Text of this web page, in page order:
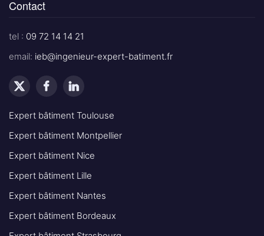
Contact
tel : 09 72 14 14 21
email: ieb@ingenieur-expert-batiment.fr
Expert bâtiment Toulouse
Expert bâtiment Montpellier
Expert bâtiment Nice
Expert bâtiment Lille
Expert bâtiment Nantes
Expert bâtiment Bordeaux